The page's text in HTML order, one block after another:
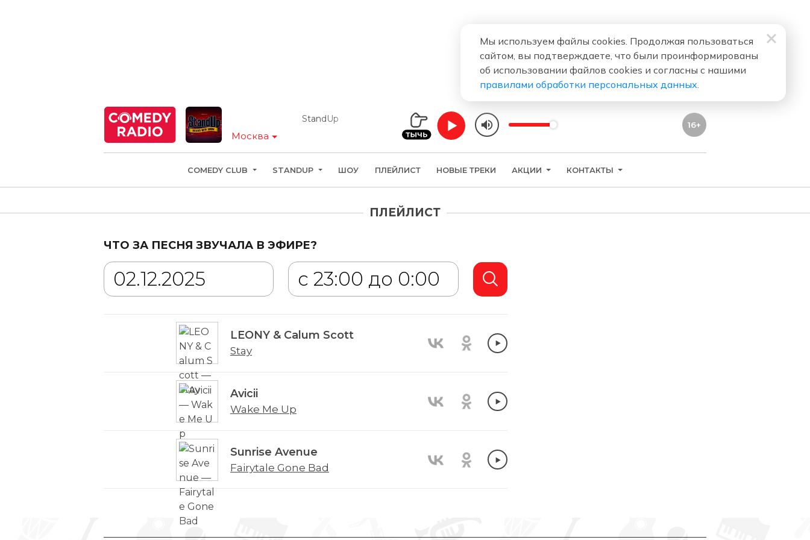
Москва
StandUp
16+
COMEDY CLUB STANDUP ШОУ ПЛЕЙЛИСТ НОВЫЕ ТРЕКИ АКЦИИ КОНТАКТЫ
ПЛЕЙЛИСТ
ЧТО ЗА ПЕСНЯ ЗВУЧАЛА В ЭФИРЕ?
LEONY & Calum Scott
Stay
Avicii
Wake Me Up
Sunrise Avenue
Fairytale Gone Bad
Мы используем файлы cookies. Продолжая пользоваться
сайтом, вы подтверждаете, что были проинформированы
об использовании файлов cookies и согласны с нашими
правилами обработки персональных данных.